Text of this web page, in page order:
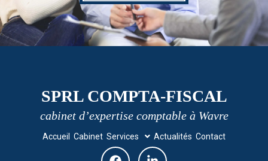
SPRL COMPTA-FISCAL
cabinet d’expertise comptable à Wavre
Accueil Cabinet Services Actualités Contact